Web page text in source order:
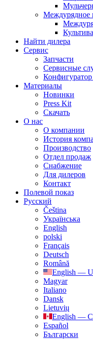
Междурядное
Найти дилера
Сервис
Запчасти
Сервисные
Конфигуратор
Материалы
Новинки
Press Kit
Скачать
О нас
О компании
История
Производство
Отдел продаж
Cнабжение
Для дилеров
Контакт
Полевой показ
Русский
Čeština
Українська
English
polski
Français
Deutsch
Română
English —
Magyar
Italiano
Dansk
Lietuvių
English —
Español
Български